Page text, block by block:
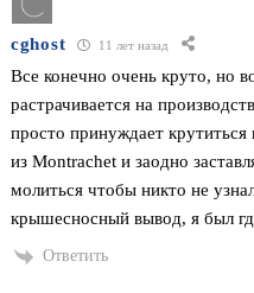
cghost 11 лет назад
Все конечно очень круто, но
растрачивается на
просто принуждает
из Montrachet и заодно
молиться чтобы никто не
крышесносный вывод, я был
Ответить